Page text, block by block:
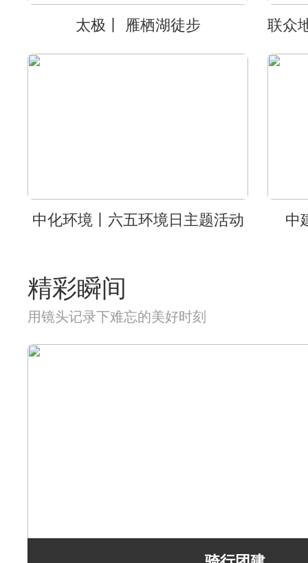
太极丨 雁栖湖徒步
中化环境丨六五环境日主题活动 中
精彩瞬间
用镜头记录下难忘的美好时刻